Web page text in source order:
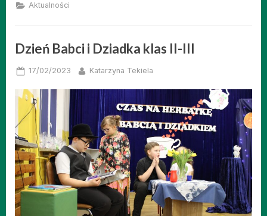
Aktualności
Dzień Babci i Dziadka klas II-III
Posted
17/02/2023 By
Katarzyna Tekiela